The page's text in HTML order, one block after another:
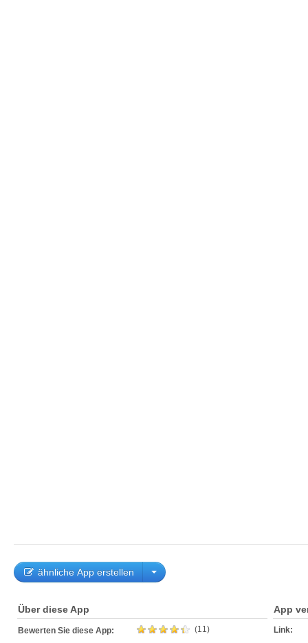
ähnliche App erstellen
Über diese App
Bewerten Sie diese App: (11)
App
Link: